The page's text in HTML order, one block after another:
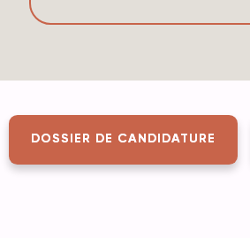
DOSSIER DE CANDIDATURE